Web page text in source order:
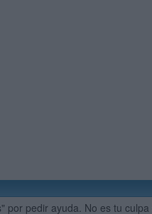
por pedir ayuda. No es tu